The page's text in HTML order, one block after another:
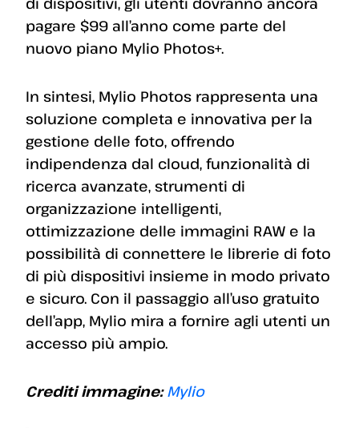
pagare $99 all’anno come parte del
nuovo piano Mylio Photos+.
In sintesi, Mylio Photos rappresenta una
soluzione completa e innovativa per la
gestione delle foto, offrendo
indipendenza dal cloud, funzionalità di
ricerca avanzate, strumenti di
organizzazione intelligenti,
ottimizzazione delle immagini RAW e la
possibilità di connettere le librerie di foto
di più dispositivi insieme in modo privato
e sicuro. Con il passaggio all’uso gratuito
dell’app, Mylio mira a fornire agli utenti un
accesso più ampio.
Crediti immagine: Mylio